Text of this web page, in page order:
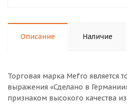
Описание Наличие
Торговая марка Mefro является
выражения «Сделано в
признаком высокого качества